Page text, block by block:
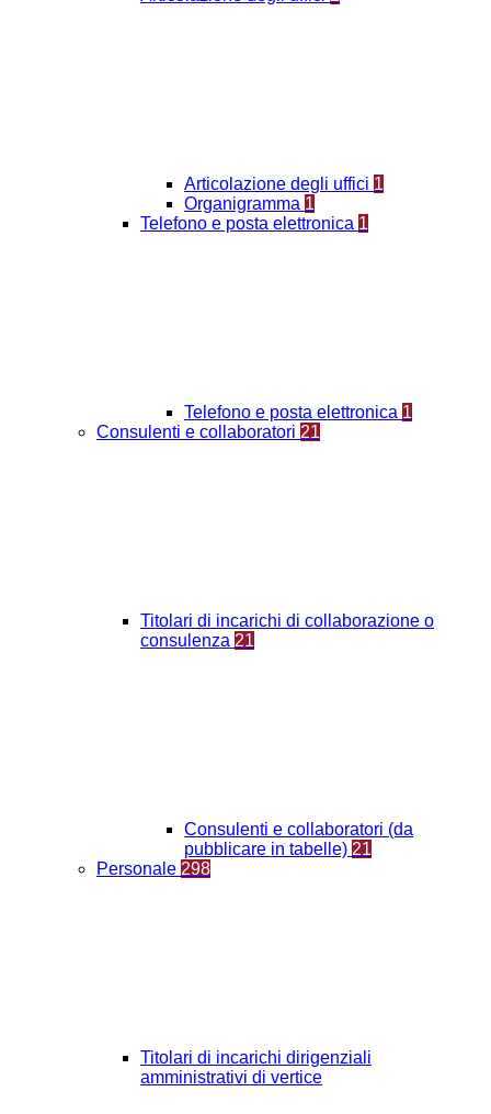
Articolazione degli uffici 1
Organigramma 1
Telefono e posta elettronica 1
Telefono e posta elettronica 1
Consulenti e collaboratori 21
Titolari di incarichi di collaborazione o
consulenza 21
Consulenti e collaboratori (da
pubblicare in tabelle) 21
Personale 298
Titolari di incarichi dirigenziali
amministrativi di vertice